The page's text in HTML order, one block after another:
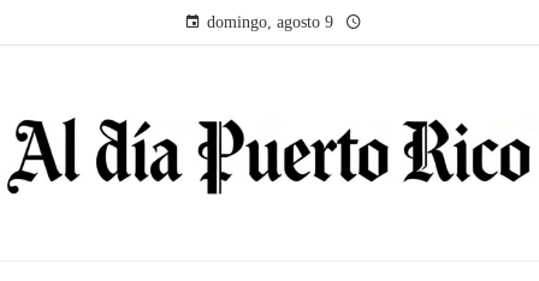
domingo, agosto 9